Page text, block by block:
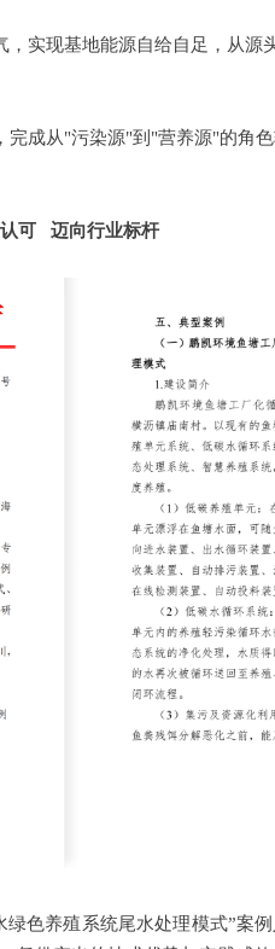
实现基地能源自给自足，从源
成从"污染源"到"营养源"的角
可 迈向行业标杆
色养殖系统尾水处理模式”案